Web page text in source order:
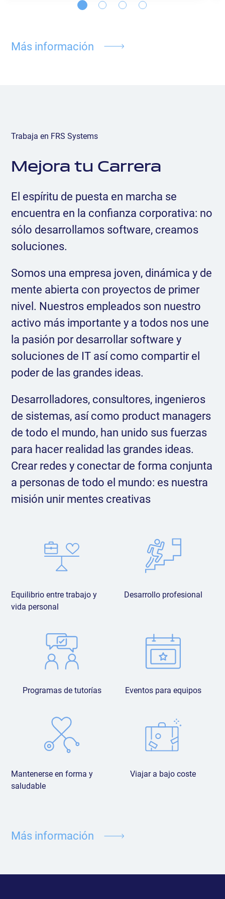
Más información
Trabaja en FRS Systems
Mejora tu Carrera
El espíritu de puesta en marcha se
encuentra en la confianza corporativa: no
sólo desarrollamos software, creamos
soluciones.
Somos una empresa joven, dinámica y de
mente abierta con proyectos de primer
nivel. Nuestros empleados son nuestro
activo más importante y a todos nos une
la pasión por desarrollar software y
soluciones de IT así como compartir el
poder de las grandes ideas.
Desarrolladores, consultores, ingenieros
de sistemas, así como product managers
de todo el mundo, han unido sus fuerzas
para hacer realidad las grandes ideas.
Crear redes y conectar de forma conjunta
a personas de todo el mundo: es nuestra
misión unir mentes creativas
Equilibrio entre trabajo y
vida personal
Desarrollo profesional
Programas de tutorías Eventos para equipos
Mantenerse en forma y
saludable
Viajar a bajo coste
Más información